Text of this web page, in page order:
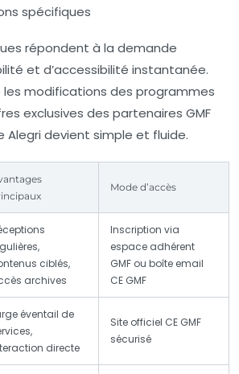
spécifiques
répondent à la demande
et d’accessibilité instantanée.
les modifications des programmes
exclusives des partenaires GMF
devient simple et fluide.
Mode d’accès
ciblés,
archives
Inscription via
espace adhérent
GMF ou boîte email
CE GMF
éventail de
directe
Site officiel CE GMF
sécurisé